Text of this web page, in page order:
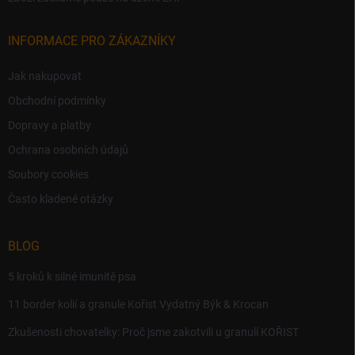
INFORMACE PRO ZÁKAZNÍKY
Jak nakupovat
Obchodní podmínky
Dopravy a platby
Ochrana osobních údajů
Soubory cookies
Často kladené otázky
BLOG
5 kroků k silné imunitě psa
11 border kolií a granule Kořist Vydatný Býk & Krocan
Zkušenosti chovatelky: Proč jsme zakotvili u granulí KOŘIST